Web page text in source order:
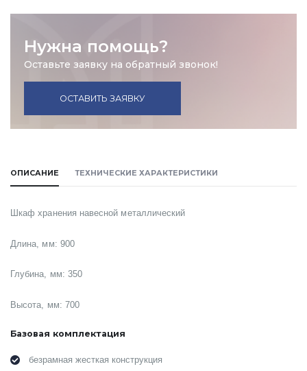
Нужна помощь?
Оставьте заявку на обратный звонок!
ОСТАВИТЬ ЗАЯВКУ
ОПИСАНИЕ ТЕХНИЧЕСКИЕ ХАРАКТЕРИСТИКИ
Шкаф хранения навесной металлический
Длина, мм: 900
Глубина, мм: 350
Высота, мм: 700
Базовая комплектация
безрамная жесткая конструкция